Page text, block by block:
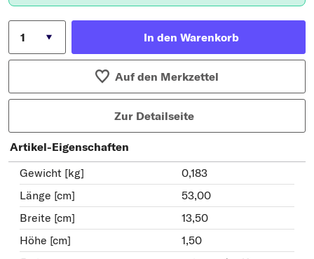
In den Warenkorb
Auf den Merkzettel
Zur Detailseite
Artikel-Eigenschaften
Gewicht [kg]
0,183
Länge [cm]
53,00
Breite [cm]
13,50
Höhe [cm]
1,50